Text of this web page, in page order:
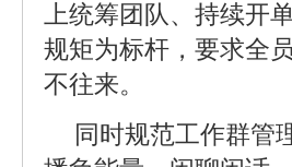
上统筹团队、持续开
规矩为标杆，要求全
不往来。
同时规范工作群管